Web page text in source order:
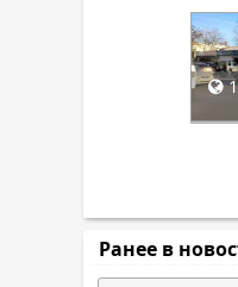
Ранее в